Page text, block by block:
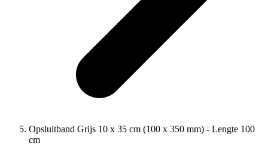
Opsluitband Grijs 10 x 35 cm (100 x 350 mm) - Lengte 100
cm